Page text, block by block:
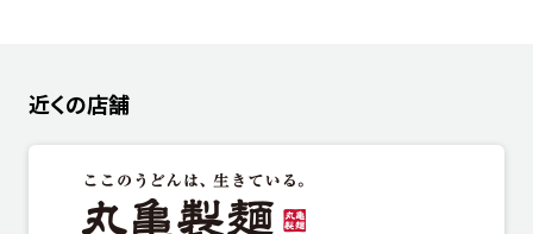
近くの店舗